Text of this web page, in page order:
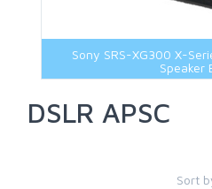
Sony SRS-XG300 X-
Speaker
DSLR APSC
Sort